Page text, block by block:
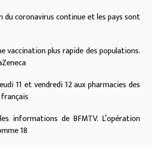
du coronavirus continue et les pays sont
vaccination plus rapide des populations.
11 et vendredi 12 aux pharmacies des
informations de BFMTV. L’opération
18